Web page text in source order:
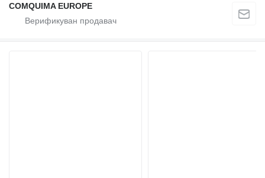
COMQUIMA EUROPE